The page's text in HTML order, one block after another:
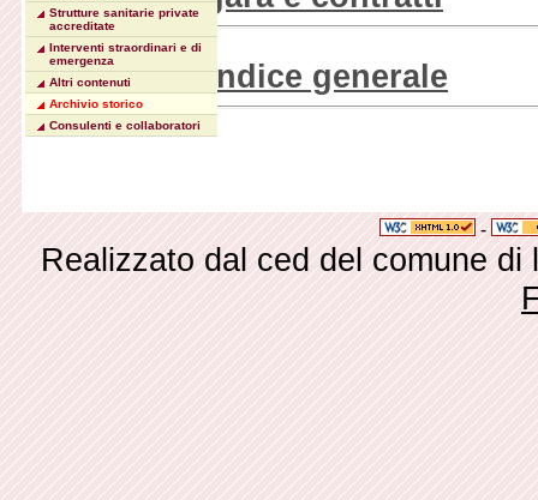
Torna all'indice generale
Strutture sanitarie private
accreditate
Interventi straordinari e di
emergenza
Altri contenuti
Archivio storico
Consulenti e collaboratori
-
Realizzato dal ced del comune